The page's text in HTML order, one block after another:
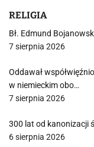
RELIGIA
Bł. Edmund
7 sierpnia 2026
Oddawał
w niemieckim obo…
7 sierpnia 2026
300 lat od kanonizacji
6 sierpnia 2026